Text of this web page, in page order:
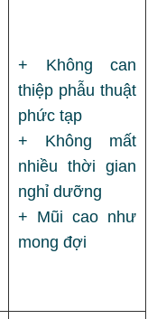
+ Không can
thiệp phẫu thuật
phức tạp
+ Không mất
nhiều thời gian
nghỉ dưỡng
+ Mũi cao như
mong đợi